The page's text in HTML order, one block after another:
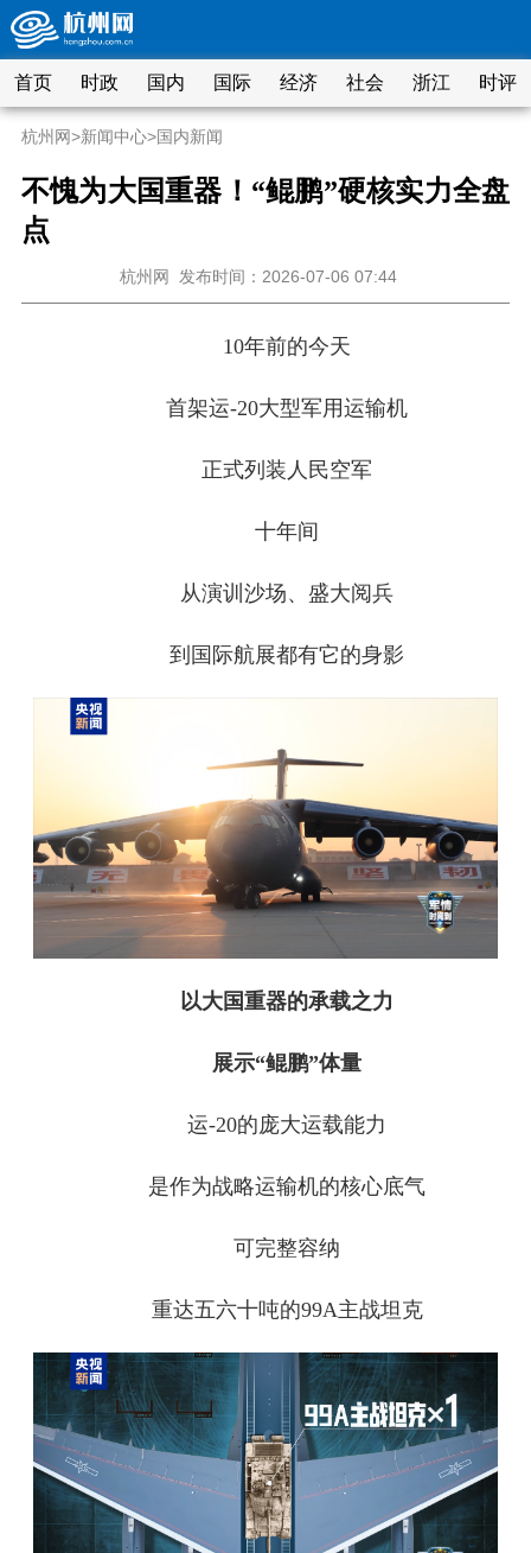
首页 时政 国内 国际 经济 社会 浙江 时评
杭州网>新闻中心>国内新闻
不愧为大国重器！“鲲鹏”硬核实力全盘
点
杭州网 发布时间：2026-07-06 07:44
10年前的今天
首架运-20大型军用运输机
正式列装人民空军
十年间
从演训沙场、盛大阅兵
到国际航展都有它的身影
以大国重器的承载之力
展示“鲲鹏”体量
运-20的庞大运载能力
是作为战略运输机的核心底气
可完整容纳
重达五六十吨的99A主战坦克